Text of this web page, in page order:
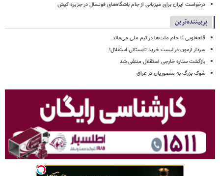
درخواست ایران برای میزبانی از جام باشگاه‌های فوتسال در جزیره کیش
پربیننده‌ترین
قلعه‌نویی تا جام ملت‌ها در تیم ملی می‌ماند
سردار آزمون در لیست خرید تابستانی استقلال!
بازگشت ستاره خارجی استقلال منتفی شد
شوک بزرگ به منصوریان در عراق